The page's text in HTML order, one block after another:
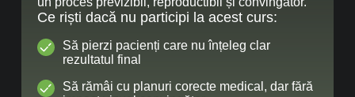
Ce riști dacă nu participi la acest curs:
Să pierzi pacienți care nu înțeleg clar
rezultatul final
Să rămâi cu planuri corecte medical, dar fără